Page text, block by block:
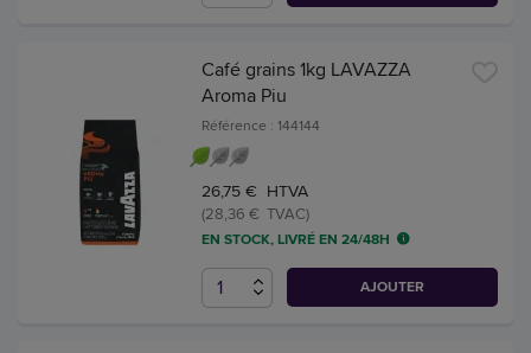
Café grains 1kg LAVAZZA
Aroma Piu
Référence : 144144
26,75 € HTVA
(28,36 € TVAC)
EN STOCK, LIVRÉ EN 24/48H
AJOUTER